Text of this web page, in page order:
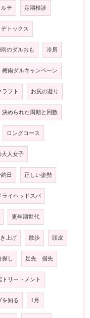
テ 定期検診
トックス
雨のダルおも 冷房
梅雨ダルキャンペーン
ラフト お尻の凝り
決められた周期と回数
ロングコース
大人女子
日 正しい姿勢
ライヘッドスパ
更年期世代
上げ 散歩 頭皮
探し 足先 指先
トリートメント
を知る 1月